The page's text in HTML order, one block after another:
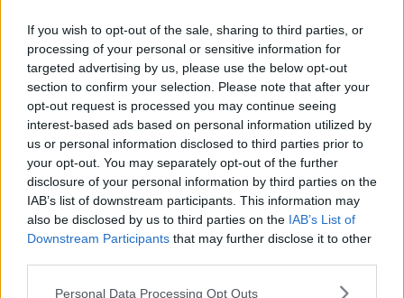
If you wish to opt-out of the sale, sharing to third parties, or
processing of your personal or sensitive information for
targeted advertising by us, please use the below opt-out
section to confirm your selection. Please note that after your
opt-out request is processed you may continue seeing
interest-based ads based on personal information utilized by
us or personal information disclosed to third parties prior to
your opt-out. You may separately opt-out of the further
disclosure of your personal information by third parties on the
IAB’s list of downstream participants. This information may
also be disclosed by us to third parties on the IAB’s List of
Downstream Participants that may further disclose it to other
Personal Data Processing Opt Outs
​Il lato positivo delle cose
​Storie antiche di tempi moderni
​Quello che alle mamme non dicono
Adultescenza
Homo imbecillis
​4 anni di Blog
Quando il silenzio è aggressivo
​Il passato, questo conosciuto!
​Clima ballerino e sbalzi d’umore
La maternità
​L’uomo o l’orso?
Non hanno un amico a teatro​
​Tutta una questione di rispetto
​Cose che ci esauriscono
​Vespa che passione!